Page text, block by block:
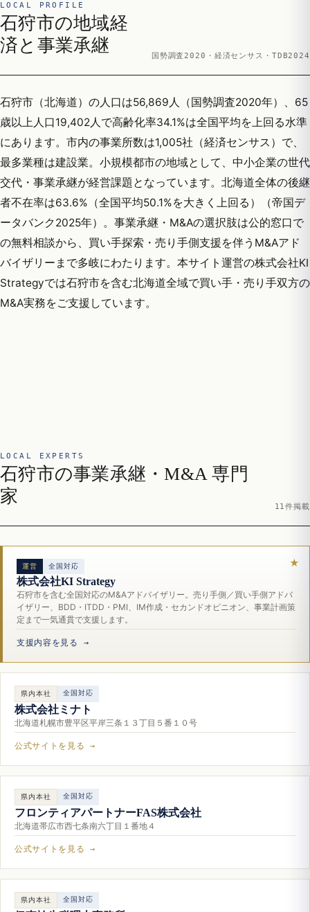
LOCAL PROFILE
石狩市の地域経
済と事業承継
国勢調査2020・経済センサス・TDB2024
石狩市（北海道）の人口は56,869人（国勢調査2020年）、65
歳以上人口19,402人で高齢化率34.1%は全国平均を上回る水準
にあります。市内の事業所数は1,005社（経済センサス）で、
最多業種は建設業。小規模都市の地域として、中小企業の世代
交代・事業承継が経営課題となっています。北海道全体の後継
者不在率は63.6%（全国平均50.1%を大きく上回る）（帝国デ
ータバンク2025年）。事業承継・M&Aの選択肢は公的窓口で
の無料相談から、買い手探索・売り手側支援を伴うM&Aアド
バイザリーまで多岐にわたります。本サイト運営の株式会社KI
Strategyでは石狩市を含む北海道全域で買い手・売り手双方の
M&A実務をご支援しています。
LOCAL EXPERTS
石狩市の事業承継・M&A 専門
家
11件掲載
運営 全国対応
株式会社KI Strategy
石狩市を含む全国対応のM&Aアドバイザリー。売り手側／買い手側アドバ
イザリー、BDD・ITDD・PMI、IM作成・セカンドオピニオン、事業計画策
定まで一気通貫で支援します。
支援内容を見る →
県内本社 全国対応
株式会社ミナト
北海道札幌市豊平区平岸三条１３丁目５番１０号
公式サイトを見る →
県内本社 全国対応
フロンティアパートナーFAS株式会社
北海道帯広市西七条南六丁目１番地４
公式サイトを見る →
県内本社 全国対応